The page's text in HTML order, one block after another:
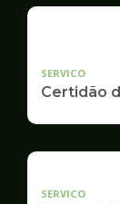
SERVICO
Certidão
SERVICO